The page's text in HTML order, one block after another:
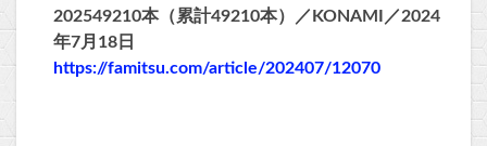
202549210本（累計49210本）／KONAMI／2024
年7月18日
https://famitsu.com/article/202407/12070